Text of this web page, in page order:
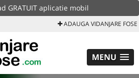
GRATUIT aplicatie mobil
ADAUGA VIDANJARE FOSE
MENU